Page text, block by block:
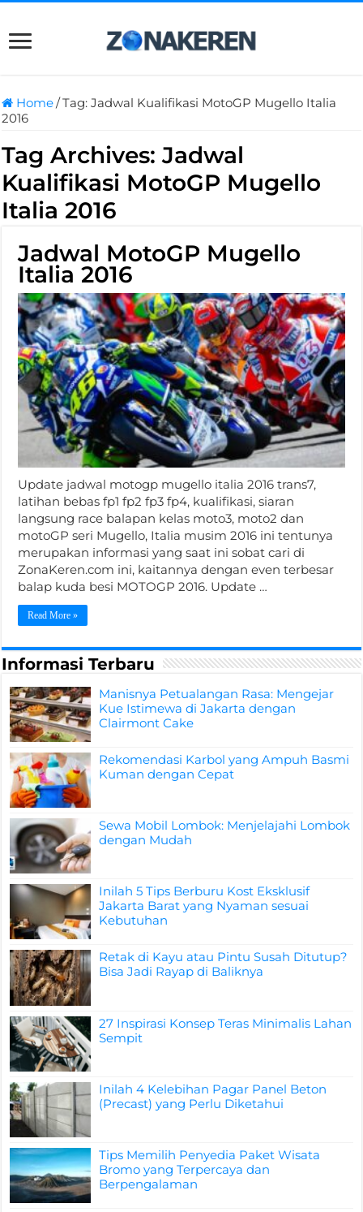
Home/Tag:Jadwal Kualifikasi MotoGP Mugello Italia
2016
Tag Archives:Jadwal
Kualifikasi MotoGP Mugello
Italia 2016
Jadwal MotoGP Mugello
Italia 2016
Update jadwal motogp mugello italia 2016 trans7,
latihan bebas fp1 fp2 fp3 fp4, kualifikasi, siaran
langsung race balapan kelas moto3, moto2 dan
motoGP seri Mugello, Italia musim 2016 ini tentunya
merupakan informasi yang saat ini sobat cari di
ZonaKeren.com ini, kaitannya dengan even terbesar
balap kuda besi MOTOGP 2016. Update …
Read More »
Informasi Terbaru
Manisnya Petualangan Rasa: Mengejar
Kue Istimewa di Jakarta dengan
Clairmont Cake
Rekomendasi Karbol yang Ampuh Basmi
Kuman dengan Cepat
Sewa Mobil Lombok: Menjelajahi Lombok
dengan Mudah
Inilah 5 Tips Berburu Kost Eksklusif
Jakarta Barat yang Nyaman sesuai
Kebutuhan
Retak di Kayu atau Pintu Susah Ditutup?
Bisa Jadi Rayap di Baliknya
27 Inspirasi Konsep Teras Minimalis Lahan
Sempit
Inilah 4 Kelebihan Pagar Panel Beton
(Precast) yang Perlu Diketahui
Tips Memilih Penyedia Paket Wisata
Bromo yang Terpercaya dan
Berpengalaman